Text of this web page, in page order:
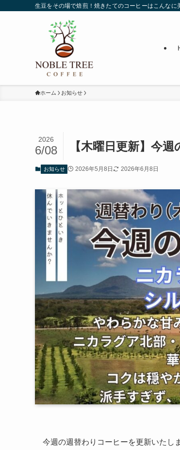
生豆をその場で焙煎！焼きたてのコーヒーはこんなに
ホーム お知らせ
【木曜日更新】今
2026
6/08
お知らせ 2026年5月8日 2026年6月8日
今週の週替わりコーヒーを更新いたし